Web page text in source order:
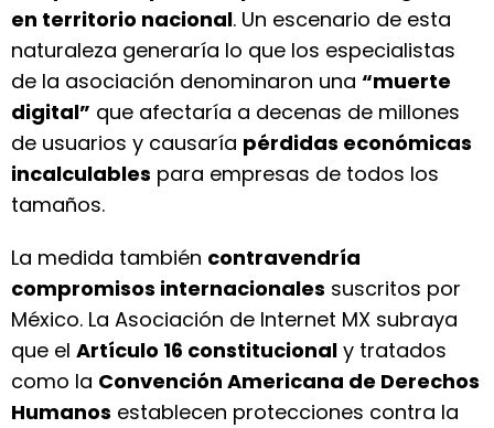
en territorio nacional. Un escenario de esta
naturaleza generaría lo que los especialistas
de la asociación denominaron una “muerte
digital” que afectaría a decenas de millones
de usuarios y causaría pérdidas económicas
incalculables para empresas de todos los
tamaños.
La medida también contravendría
compromisos internacionales suscritos por
México. La Asociación de Internet MX subraya
que el Artículo 16 constitucional y tratados
como la Convención Americana de Derechos
Humanos establecen protecciones contra la